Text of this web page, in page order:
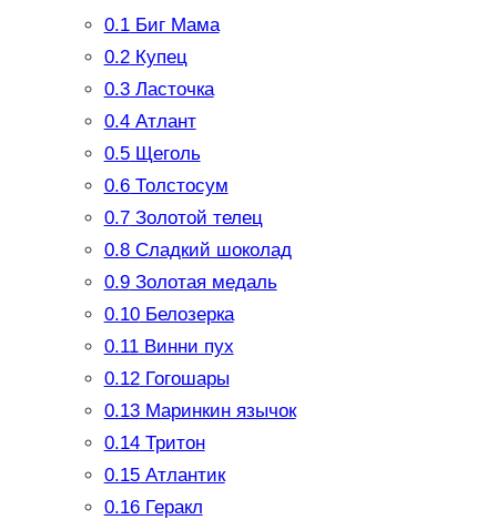
0.1Биг Мама
0.2Купец
0.3Ласточка
0.4Атлант
0.5Щеголь
0.6Толстосум
0.7Золотой телец
0.8Сладкий шоколад
0.9Золотая медаль
0.10Белозерка
0.11Винни пух
0.12Гогошары
0.13Маринкин язычок
0.14Тритон
0.15Атлантик
0.16Геракл